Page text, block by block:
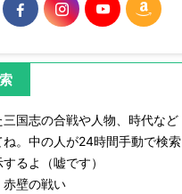
国志の合戦や人物、時代など
ね。中の人が24時間手動で検索
るよ（嘘です）
壁の戦い